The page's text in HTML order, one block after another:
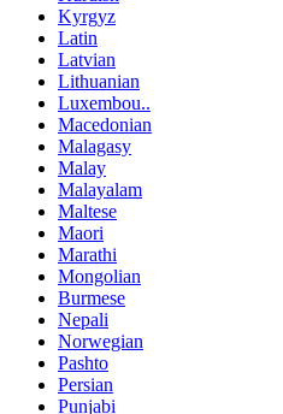
Kyrgyz
Latin
Latvian
Lithuanian
Luxembou..
Macedonian
Malagasy
Malay
Malayalam
Maltese
Maori
Marathi
Mongolian
Burmese
Nepali
Norwegian
Pashto
Persian
Punjabi